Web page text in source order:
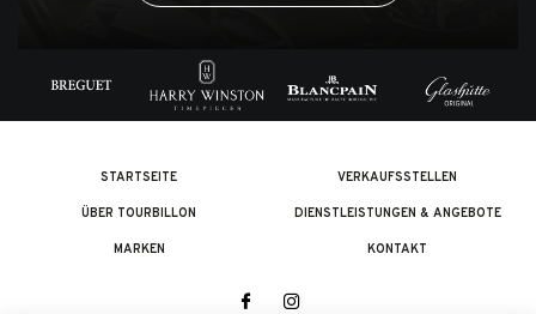
STARTSEITE
ÜBER TOURBILLON
MARKEN
VERKAUFSSTELLEN
DIENSTLEISTUNGEN & ANGEBOTE
KONTAKT